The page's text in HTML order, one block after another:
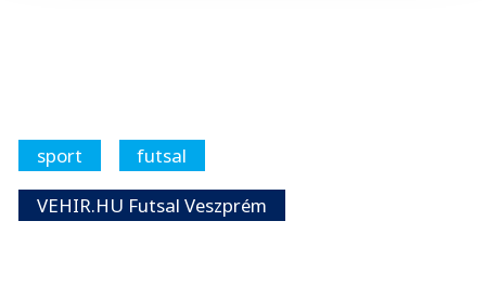
sport
futsal
VEHIR.HU Futsal Veszprém